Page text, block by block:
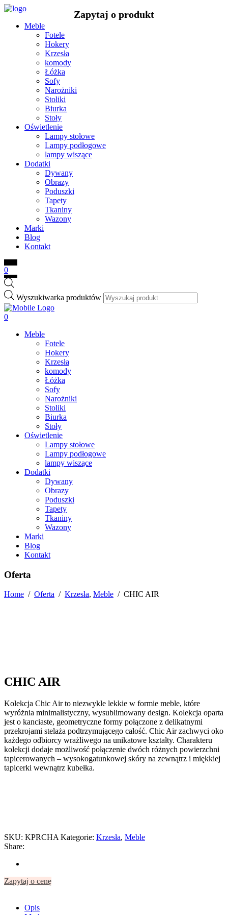
Meble
Fotele
Hokery
Krzesła
komody
Łóżka
Sofy
Narożniki
Stoliki
Biurka
Stoły
Oświetlenie
Lampy stołowe
Lampy podłogowe
lampy wiszące
Dodatki
Dywany
Obrazy
Poduszki
Tapety
Tkaniny
Wazony
Marki
Blog
Kontakt
0
Wyszukiwarka produktów
0
Meble
Fotele
Hokery
Krzesła
komody
Łóżka
Sofy
Narożniki
Stoliki
Biurka
Stoły
Oświetlenie
Lampy stołowe
Lampy podłogowe
lampy wiszące
Dodatki
Dywany
Obrazy
Poduszki
Tapety
Tkaniny
Wazony
Marki
Blog
Kontakt
Oferta
Home / Oferta / Krzesła, Meble / CHIC AIR
CHIC AIR
Kolekcja Chic Air to niezwykle lekkie w formie meble, które
wyróżnia minimalistyczny, wysublimowany design. Kolekcja oparta
jest o kanciaste, geometryczne formy połączone z delikatnymi
przekrojami stelaża podtrzymującego całość. Chic Air zachwyci oko
każdego odbiorcy wrażliwego na unikatowe kształty. Charakteru
kolekcji dodaje możliwość połączenie dwóch różnych powierzchni
tapicerowanych – wysokogatunkowej skóry na zewnątrz i miękkiej
tapicerki wewnątrz kubełka.
SKU: KPRCHA Kategorie: Krzesła, Meble
Share:
Zapytaj o cenę
Opis